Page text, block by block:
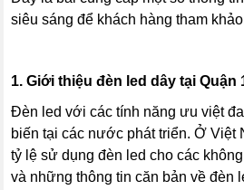
siêu sáng để khách hàng tham
1.Giới thiệu đèn led dây tại Quận
Đèn led với các tính năng ưu việt
biến tại các nước phát triển. Ở Việt
tỷ lệ sử dụng đèn led cho các
và những thông tin căn bản về đèn